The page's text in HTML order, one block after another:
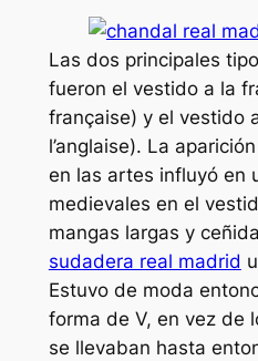
Las dos principales
fueron el vestido a la
française) y el vestido
l’anglaise). La
en las artes influyó en
medievales en el
mangas largas y
sudadera real madrid
Estuvo de moda
forma de V, en vez de
se llevaban hasta